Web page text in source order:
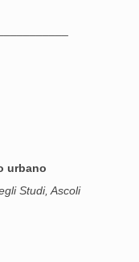
urbano
Studi, Ascoli